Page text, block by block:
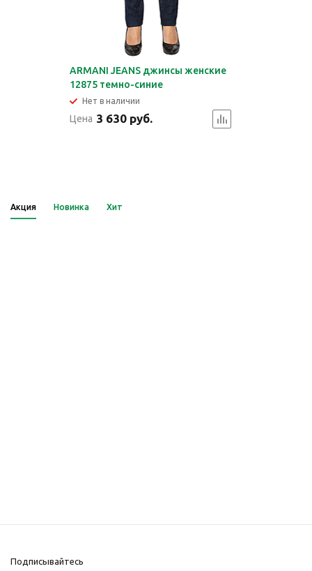
ARMANI JEANS джинсы женские
12875 темно-синие
Нет в наличии
Цена 3 630 руб.
Акция Новинка Хит
Подписывайтесь